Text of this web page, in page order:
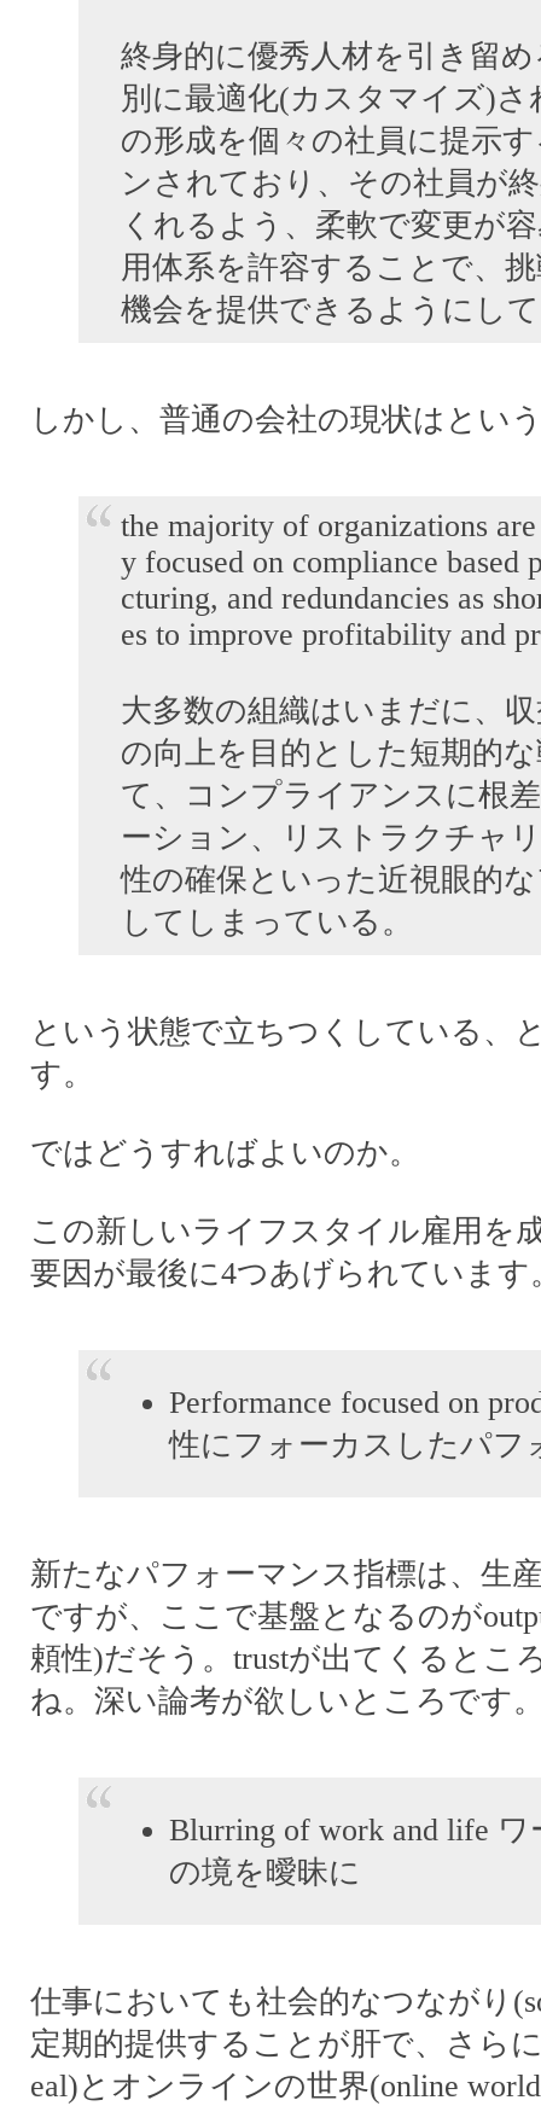
終身的に優秀人材を引き留
別に最適化(カスタマイズ)
の形成を個々の社員に提示
ンされており、その社員が
くれるよう、柔軟で変更が
用体系を許容することで、
機会を提供できるようにし
しかし、普通の会社の現状はとい
the majority of organizations
y focused on compliance based
cturing, and redundancies as
es to improve profitability and
大多数の組織はいまだに、
の向上を目的とした短期的
て、コンプライアンスに根
ーション、リストラクチャ
性の確保といった近視眼的
してしまっている。
という状態で立ちつくしている、
す。
ではどうすればよいのか。
この新しいライフスタイル雇用を
要因が最後に4つあげられています
Performance focused on
性にフォーカスしたパフ
新たなパフォーマンス指標は、生
ですが、ここで基盤となるのが
頼性)だそう。trustが出てくるとこ
ね。深い論考が欲しいところです
Blurring of work and life
の境を曖昧に
仕事においても社会的なつながり
定期的提供することが肝で、さら
eal)とオンラインの世界(online